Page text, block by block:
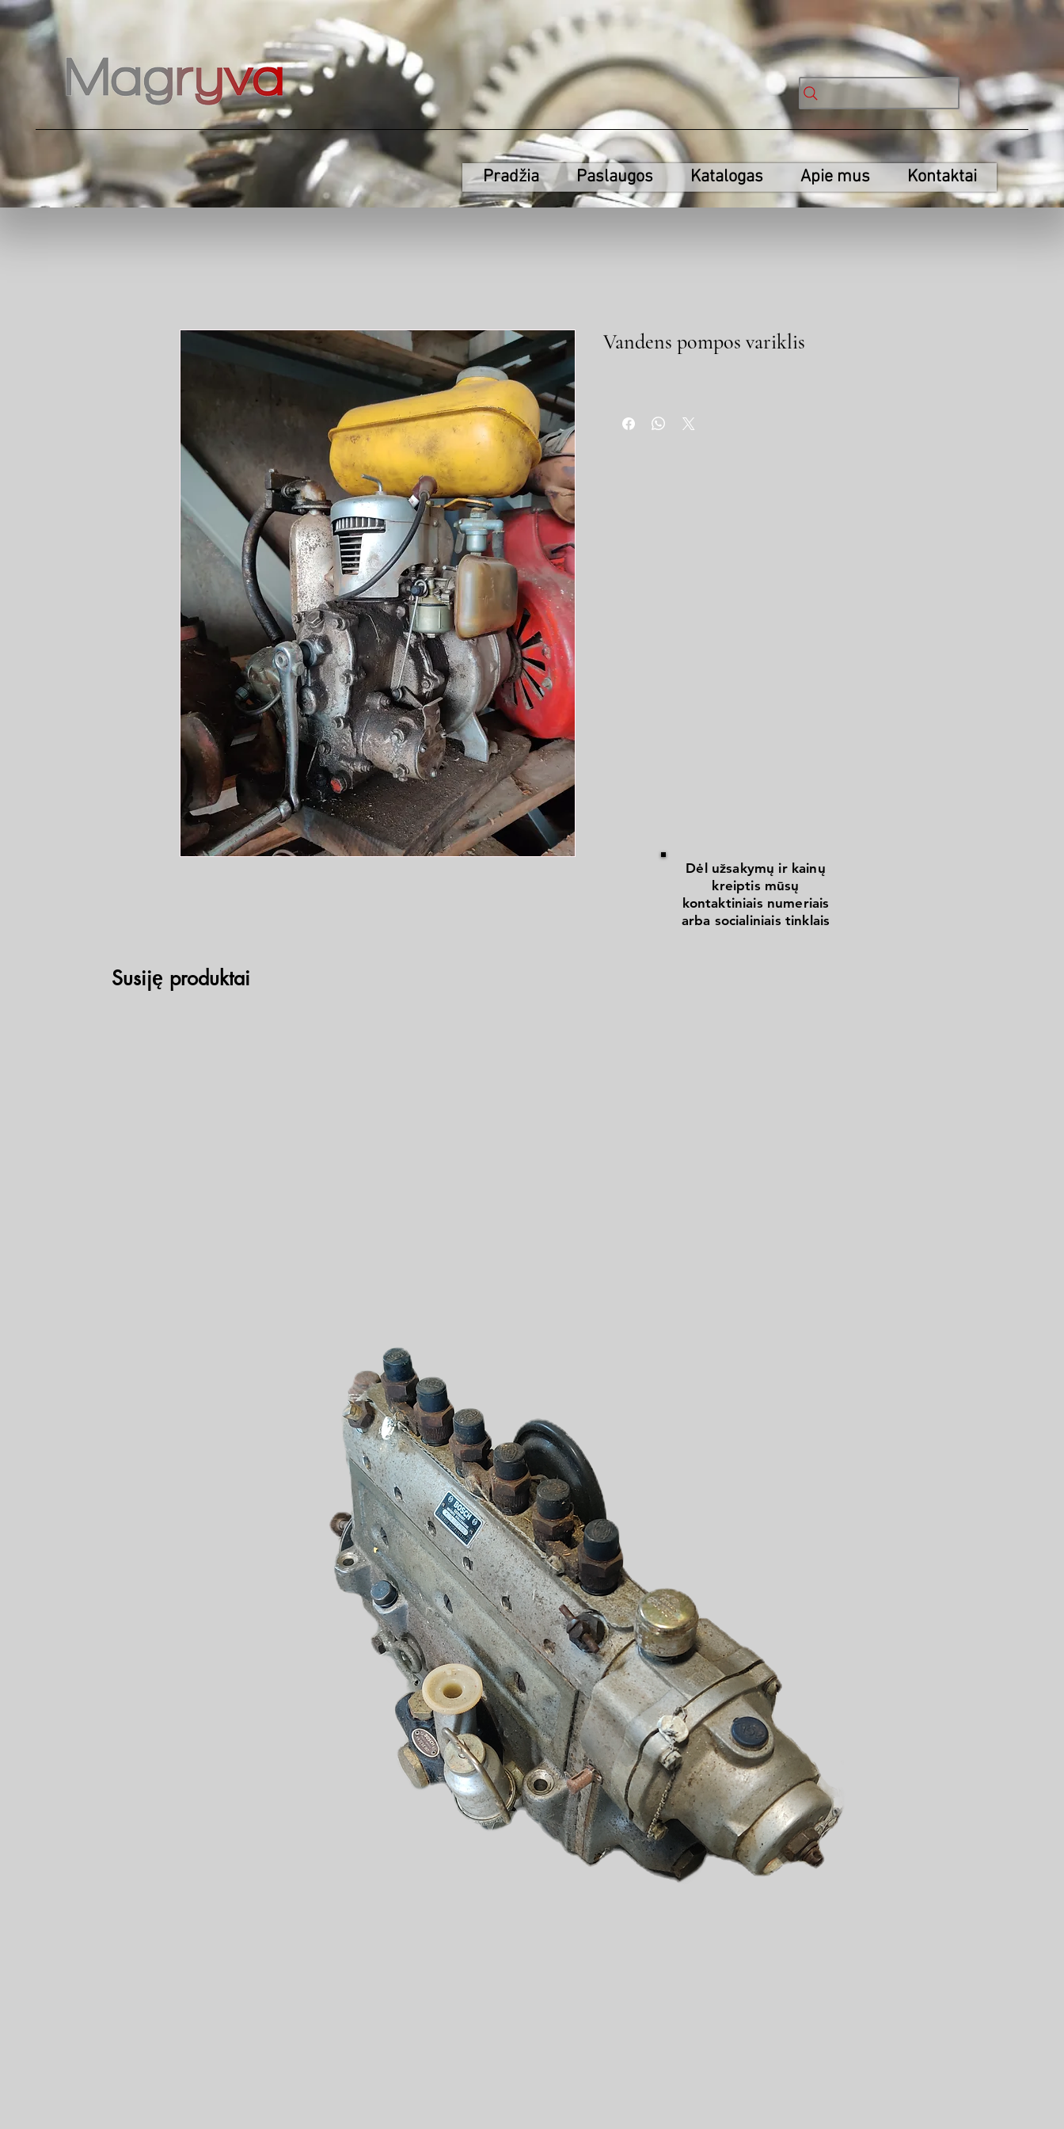
Pradžia Paslaugos Katalogas Apie mus Kontaktai
Vandens pompos variklis
Dėl užsakymų ir kainų
kreiptis mūsų
kontaktiniais numeriais
arba socialiniais tinklais
Susiję produktai